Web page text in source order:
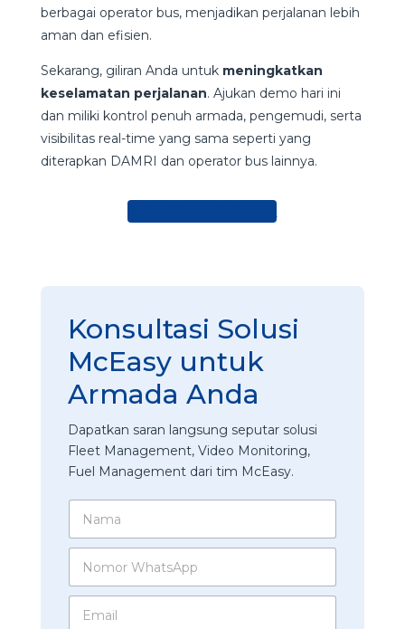
berbagai operator bus, menjadikan perjalanan lebih
aman dan efisien.
Sekarang, giliran Anda untuk meningkatkan
keselamatan perjalanan. Ajukan demo hari ini
dan miliki kontrol penuh armada, pengemudi, serta
visibilitas real-time yang sama seperti yang
diterapkan DAMRI dan operator bus lainnya.
Konsultasi Solusi
McEasy untuk
Armada Anda
Dapatkan saran langsung seputar solusi
Fleet Management, Video Monitoring,
Fuel Management dari tim McEasy.
m
m